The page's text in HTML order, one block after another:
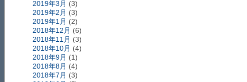
2019年3月 (3)
2019年2月 (3)
2019年1月 (2)
2018年12月 (6)
2018年11月 (3)
2018年10月 (4)
2018年9月 (1)
2018年8月 (4)
2018年7月 (3)